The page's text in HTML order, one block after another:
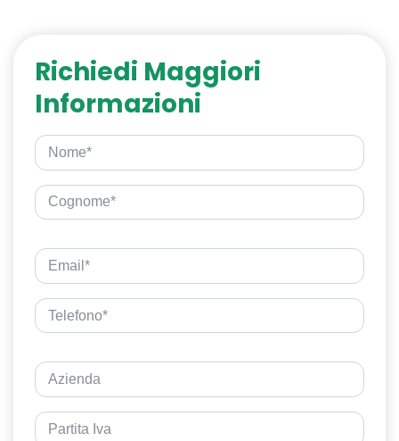
Richiedi Maggiori
Informazioni